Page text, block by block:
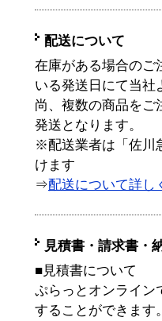
配送について
在庫がある場合のご
いる発送日にて当社
尚、複数の商品をご
発送となります。
※配送業者は「佐川
けます
⇒配送について詳し
見積書・請求書・
■見積書について
ぷらっとオンライン
することができます。